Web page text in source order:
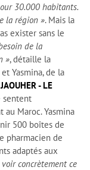
30.000 habitants.
la région ». Mais la
exister sans le
de la
», détaille la
Yasmina, de la
- LE
sentent
Maroc. Yasmina
500 boîtes de
pharmacien de
adaptés aux
concrètement ce